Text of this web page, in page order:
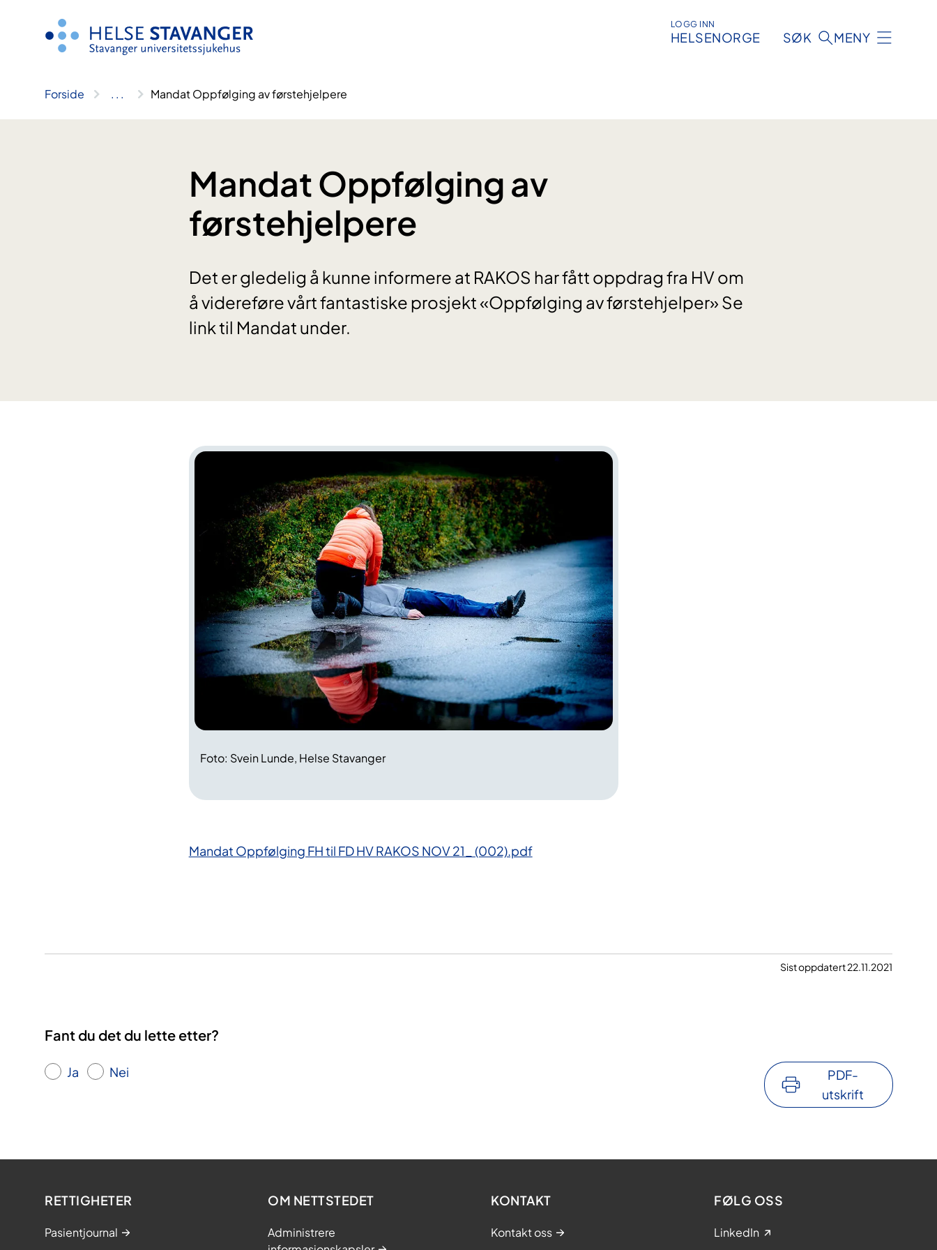
LOGG INN
HELSENORGE SØK MENY
Forside .. . Mandat Oppfølging av førstehjelpere
Mandat Oppfølging av
førstehjelpere
Det er gledelig å kunne informere at RAKOS har fått oppdrag fra HV om
å videreføre vårt fantastiske prosjekt «Oppfølging av førstehjelper» Se
link til Mandat under.
Foto: Svein Lunde, Helse Stavanger
Mandat Oppfølging FH til FD HV RAKOS NOV 21_ (002).pdf
Sist oppdatert 22.11.2021
Fant du det du lette etter?
Ja Nei
PDF-
utskrift
RETTIGHETER
Pasientjournal
OM NETTSTEDET
Administrere
KONTAKT
Kontakt oss
FØLG OSS
LinkedIn